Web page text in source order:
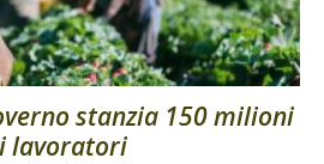
stanzia 150 milioni
lavoratori